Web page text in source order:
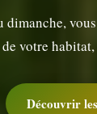
votre
Découvrir